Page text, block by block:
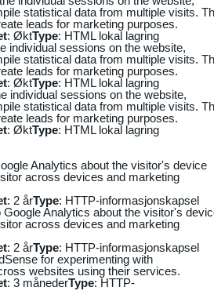
statistical data from multiple visits.
leads for marketing purposes.
: ØktType: HTML lokal lagring
individual sessions on the website,
statistical data from multiple visits.
leads for marketing purposes.
: ØktType: HTML lokal lagring
individual sessions on the website,
statistical data from multiple visits.
leads for marketing purposes.
: ØktType: HTML lokal lagring
Analytics about the visitor's device
across devices and marketing
: 2 årType: HTTP-informasjonskapsel
Google Analytics about the visitor's
across devices and marketing
: 2 årType: HTTP-informasjonskapsel
for experimenting with
websites using their services.
: 3 månederType: HTTP-